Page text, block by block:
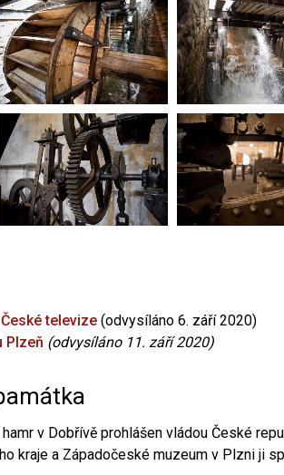
televize (odvysíláno 6. září 2020)
Plzeň (odvysíláno 11. září 2020)
v Dobřívě prohlášen vládou České
kraje a Západočeské muzeum v Plzni ji